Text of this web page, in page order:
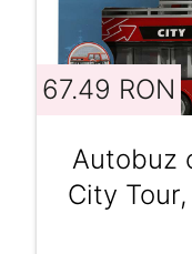
67.49 RON
Autobuz
City